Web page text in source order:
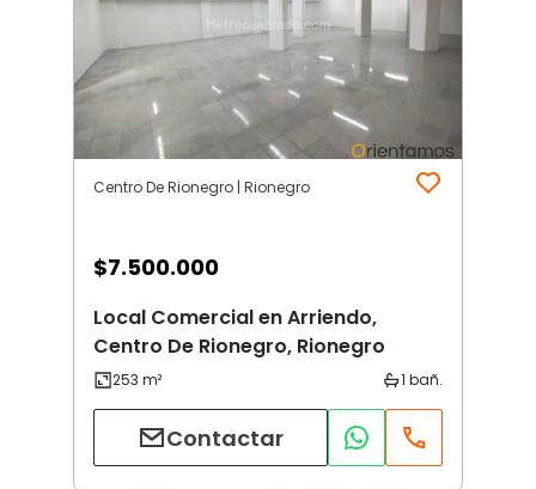
Centro De Rionegro | Rionegro
$7.500.000
Local Comercial en Arriendo,
Centro De Rionegro, Rionegro
Contactar